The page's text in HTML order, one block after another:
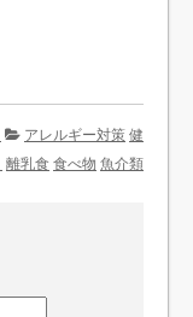
アレルギー対策 健
離乳食 食べ物 魚介類